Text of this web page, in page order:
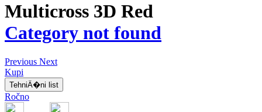
Multicross 3D Red
Category not found
Previous Next
Kupi
TehniÄ�ni list
Ročno